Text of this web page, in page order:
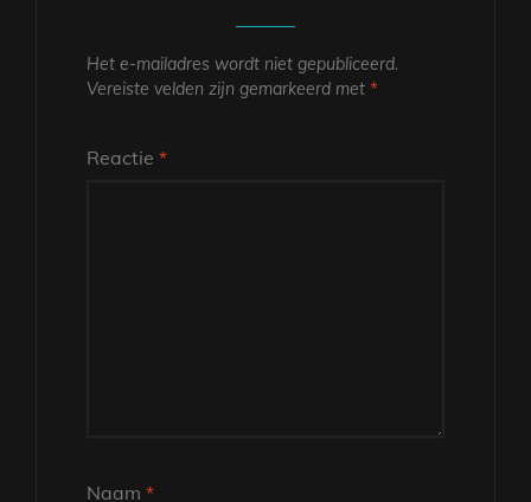
Het e-mailadres wordt niet gepubliceerd.
Vereiste velden zijn gemarkeerd met *
Reactie *
Naam *